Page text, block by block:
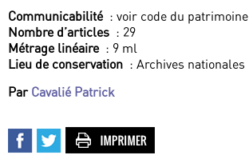
Communicabilité : voir code du patrimoine
Nombre d’articles : 29
Métrage linéaire : 9 ml
Lieu de conservation : Archives nationales
Par Cavalié Patrick